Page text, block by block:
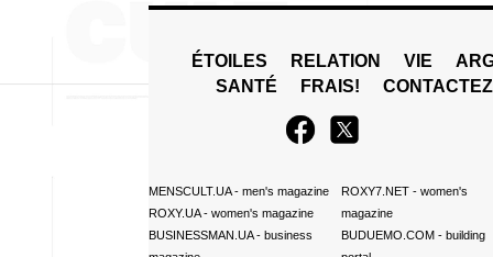
ÉTOILES RELATION VIE
SANTÉ
FRAIS!
MENSCULT.UA- men's magazine
ROXY.UA- women's magazine
BUSINESSMAN.UA- business
ROXY7.NET- women's
magazine
BUDUEMO.COM- building